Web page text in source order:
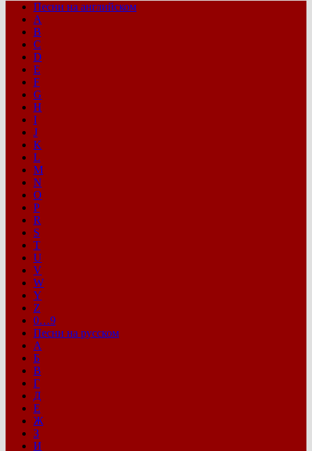
Песни на английском
A
B
C
D
E
F
G
H
I
J
K
L
M
N
O
P
R
S
T
U
V
W
Y
Z
0…9
Песни на русском
А
Б
В
Г
Д
Е
Ж
З
И